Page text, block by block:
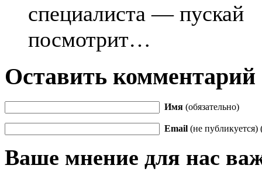
специалиста — пускай
посмотрит…
Оставить комментарий
Имя (обязательно)
Email (не публикуется)
Ваше мнение для нас